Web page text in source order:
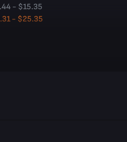
- $15.35
- $25.35